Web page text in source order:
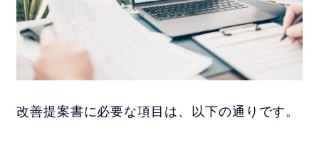
改善提案書に必要な項目は、以下の通りです。